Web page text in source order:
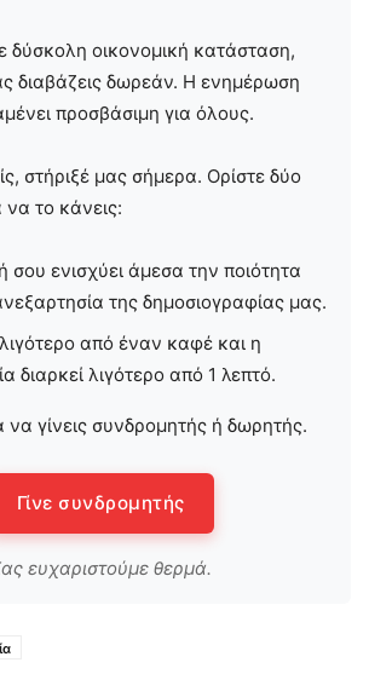
δύσκολη οικονομική κατάσταση,
διαβάζεις δωρεάν. Η ενημέρωση
προσβάσιμη για όλους.
στήριξέ μας σήμερα. Ορίστε δύο
να το κάνεις:
σου ενισχύει άμεσα την ποιότητα
της δημοσιογραφίας μας.
λιγότερο από έναν καφέ και η
διαρκεί λιγότερο από 1 λεπτό.
να γίνεις συνδρομητής ή δωρητής.
Γίνε συνδρομητής
ευχαριστούμε θερμά.